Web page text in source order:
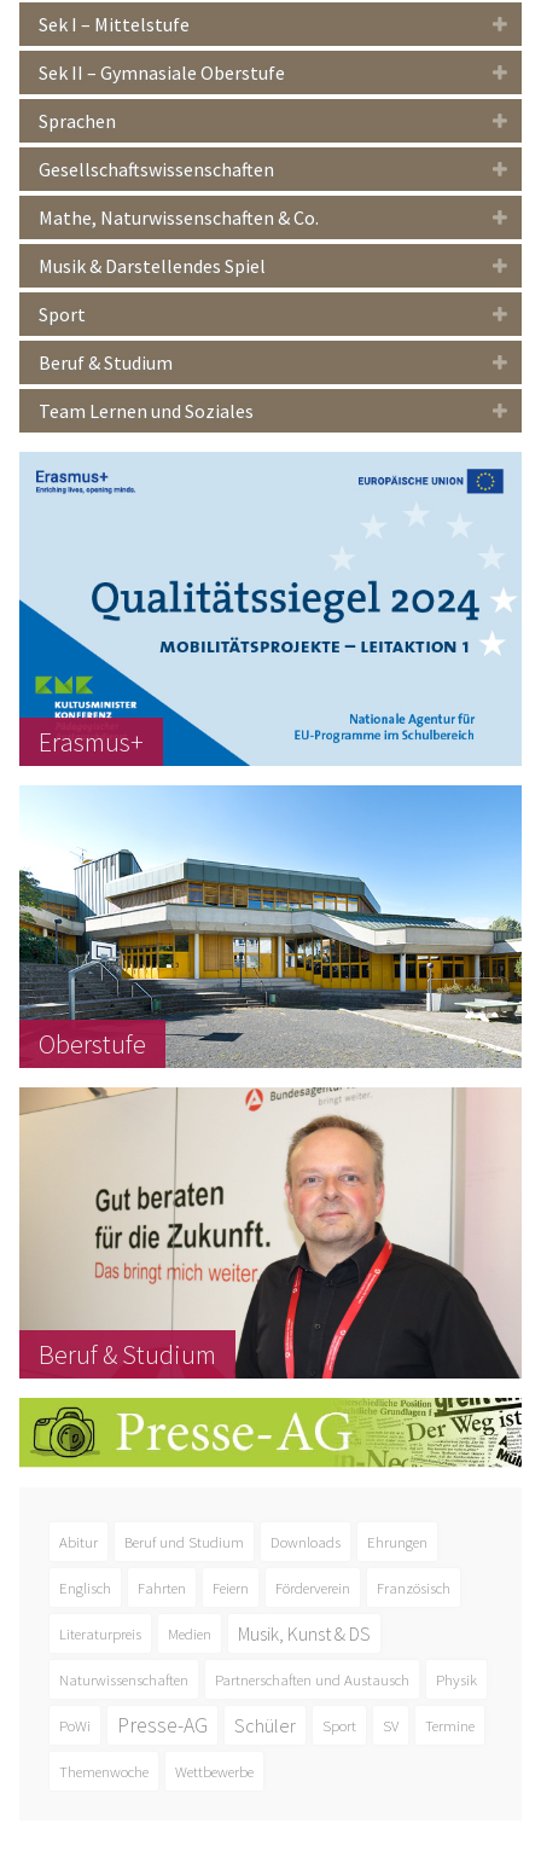
Sek I – Mittelstufe
Sek II – Gymnasiale Oberstufe
Sprachen
Gesellschaftswissenschaften
Mathe, Naturwissenschaften & Co.
Musik & Darstellendes Spiel
Sport
Beruf & Studium
Team Lernen und Soziales
Erasmus+
Oberstufe
Beruf & Studium
Abitur Beruf und Studium Downloads Ehrungen
Englisch Fahrten Feiern Förderverein Französisch
Literaturpreis Medien Musik, Kunst & DS
Naturwissenschaften Partnerschaften und Austausch Physik
PoWi Presse-AG Schüler Sport SV Termine
Themenwoche Wettbewerbe